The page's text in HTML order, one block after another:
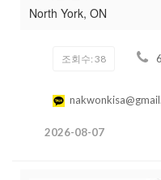
모두 가능지원 전, 문자로
로 지급되어 홀드 없이
페 식사 제공 포함)은 면
절하게 고객 응대가 가능
North York, ON
조회수: 38
2026-08-07